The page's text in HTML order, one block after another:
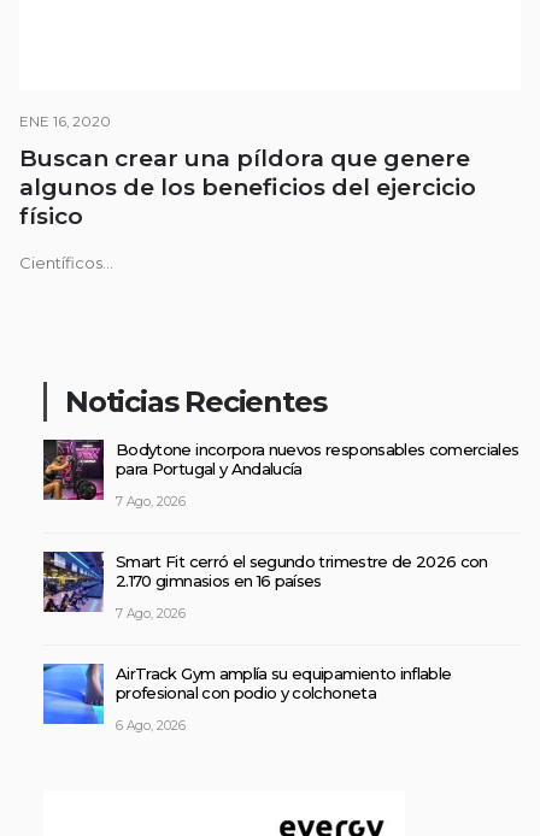
ENE 16, 2020
Buscan crear una píldora que genere
algunos de los beneficios del ejercicio
físico
Científicos...
Noticias Recientes
Bodytone incorpora nuevos responsables comerciales
para Portugal y Andalucía
7 Ago, 2026
Smart Fit cerró el segundo trimestre de 2026 con
2.170 gimnasios en 16 países
7 Ago, 2026
AirTrack Gym amplía su equipamiento inflable
profesional con podio y colchoneta
6 Ago, 2026